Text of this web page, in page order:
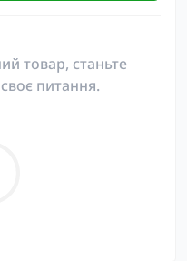
товар, станьте
питання.